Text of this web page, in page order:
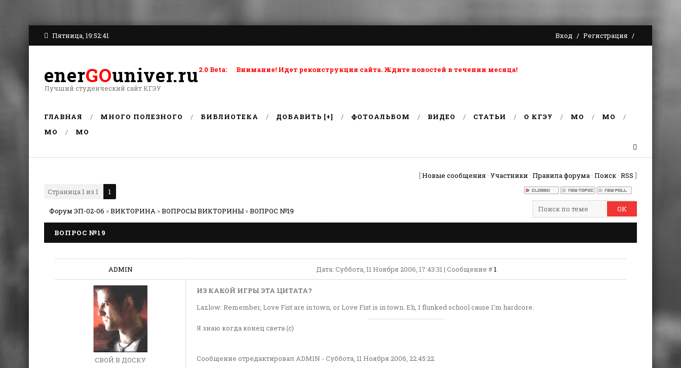
Пятница, 19:52:41 Вход Регистрация
enerGOuniver.ru
Лучший студенческий сайт КГЭУ
2.0 Beta: Внимание! Идет реконструкция сайта. Ждите новостей в течении месяца!
ГЛАВНАЯ МНОГО ПОЛЕЗНОГО БИБЛИОТЕКА ДОБАВИТЬ [+] ФОТОАЛЬБОМ ВИДЕО СТАТЬИ О КГЭУ MO
MO
MO
MO
[Новые сообщения · Участники · Правила форума· Поиск· RSS ]
Страница1из 1 1
Форум ЭП-02-06 »ВИКТОРИНА »ВОПРОСЫ ВИКТОРИНЫ »ВОПРОС №19
ВОПРОС №19
ADMIN Дата: Суббота, 11 Ноября 2006, 17:43:31 | Сообщение #1
СВОЙ В ДОСКУ
ИЗ КАКОЙ ИГРЫ ЭТА ЦИТАТА?
Lazlow: Remember, Love Fist are in town, or Love Fist is in town. Eh, I flunked school cause I'm hardcore.
Я знаю когда конец света (с)
Сообщение отредактировал ADMIN - Суббота, 11 Ноября 2006, 22:45:22